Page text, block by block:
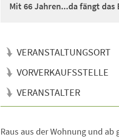
Mit 66 Jahren...da fängt das
VERANSTALTUNGSORT
VORVERKAUFSSTELLE
VERANSTALTER
Raus aus der Wohnung und ab